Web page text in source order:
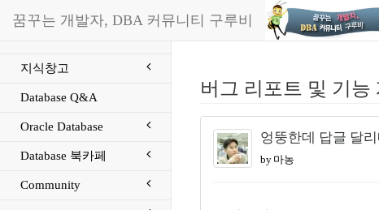
꿈꾸는 개발자, DBA 커뮤니티 구루비
지식창고
Database Q&A
Oracle Database
Database 북카페
Community
버그 리포트 및 기능
엉뚱한데 답글 달
by 마농